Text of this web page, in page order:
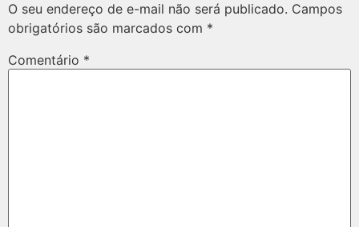
O seu endereço de e-mail não será publicado. Campos
obrigatórios são marcados com *
Comentário *